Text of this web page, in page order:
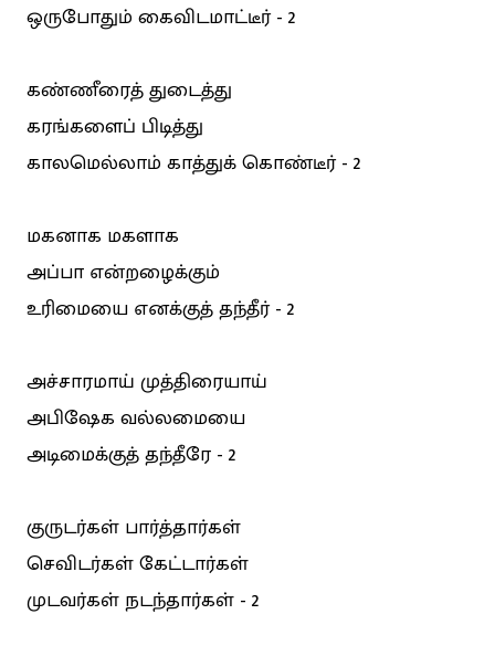
ஒருபோதும் கைவிடமாட்டீர் - 2
கண்ணீரைத் துடைத்து
கரங்களைப் பிடித்து
காலமெல்லாம் காத்துக் கொண்டீர் - 2
மகனாக மகளாக
அப்பா என்றழைக்கும்
உரிமையை எனக்குத் தந்தீர் - 2
அச்சாரமாய் முத்திரையாய்
அபிஷேக வல்லமையை
அடிமைக்குத் தந்தீரே - 2
குருடர்கள் பார்த்தார்கள்
செவிடர்கள் கேட்டார்கள்
முடவர்கள் நடந்தார்கள் - 2